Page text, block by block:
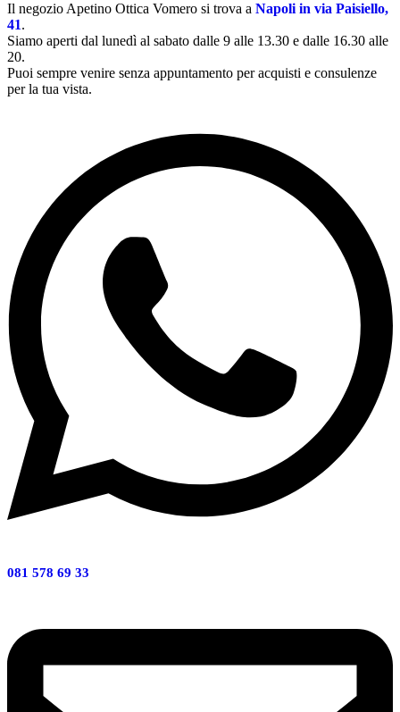
Il negozio Apetino Ottica Vomero si trova a Napoli in via Paisiello,
41.
Siamo aperti dal lunedì al sabato dalle 9 alle 13.30 e dalle 16.30 alle
20.
Puoi sempre venire senza appuntamento per acquisti e consulenze
per la tua vista.
081 578 69 33